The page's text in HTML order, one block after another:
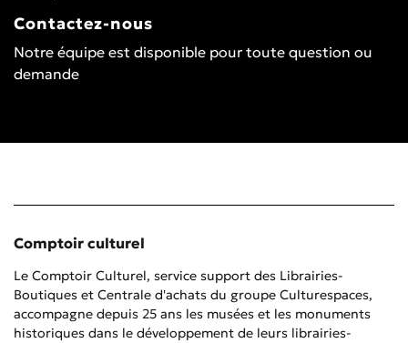
Contactez-nous
Notre équipe est disponible pour toute question ou
demande
Comptoir culturel
Le Comptoir Culturel, service support des Librairies-
Boutiques et Centrale d'achats du groupe Culturespaces,
accompagne depuis 25 ans les musées et les monuments
historiques dans le développement de leurs librairies-